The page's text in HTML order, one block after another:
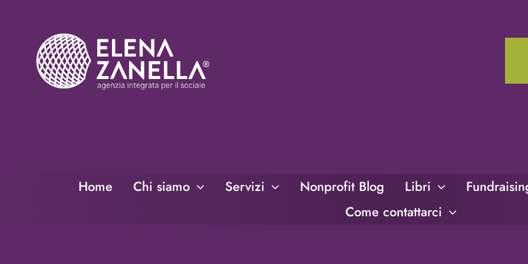
Home Chi siamo Servizi Nonprofit Blog Libri
Come contattarci